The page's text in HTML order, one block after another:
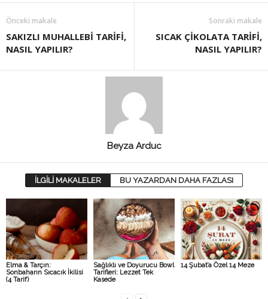
Önceki makale
SAKIZLI MUHALLEBİ TARİFİ,
NASIL YAPILIR?
Sonraki makale
SICAK ÇİKOLATA TARİFİ,
NASIL YAPILIR?
Beyza Arduc
İLGİLİ MAKALELER BU YAZARDAN DAHA FAZLASI
Elma & Tarçın:
Sonbaharın Sıcacık İkilisi
(4 Tarif)
Sağlıklı ve Doyurucu Bowl
Tarifleri: Lezzet Tek
Kasede
14 Şubat’a Özel 14 Meze